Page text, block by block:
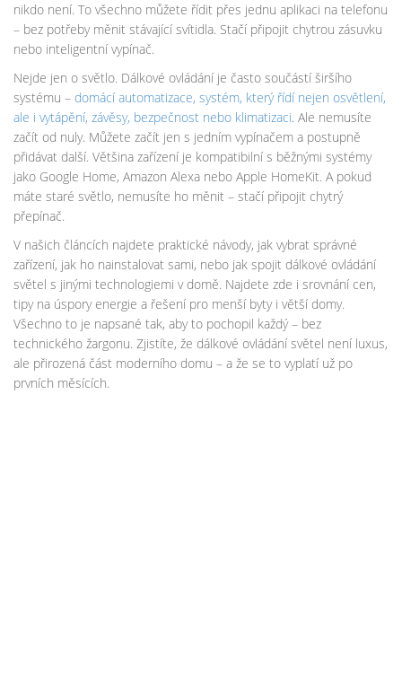
nikdo není. To všechno můžete řídit přes jednu aplikaci na telefonu
– bez potřeby měnit stávající svítidla. Stačí připojit chytrou zásuvku
nebo inteligentní vypínač.
Nejde jen o světlo. Dálkové ovládání je často součástí širšího
systému – domácí automatizace, systém, který řídí nejen osvětlení,
ale i vytápění, závěsy, bezpečnost nebo klimatizaci. Ale nemusíte
začít od nuly. Můžete začít jen s jedním vypínačem a postupně
přidávat další. Většina zařízení je kompatibilní s běžnými systémy
jako Google Home, Amazon Alexa nebo Apple HomeKit. A pokud
máte staré světlo, nemusíte ho měnit – stačí připojit chytrý
přepínač.
V našich článcích najdete praktické návody, jak vybrat správné
zařízení, jak ho nainstalovat sami, nebo jak spojit dálkové ovládání
světel s jinými technologiemi v domě. Najdete zde i srovnání cen,
tipy na úspory energie a řešení pro menší byty i větší domy.
Všechno to je napsané tak, aby to pochopil každý – bez
technického žargonu. Zjistíte, že dálkové ovládání světel není luxus,
ale přirozená část moderního domu – a že se to vyplatí už po
prvních měsících.